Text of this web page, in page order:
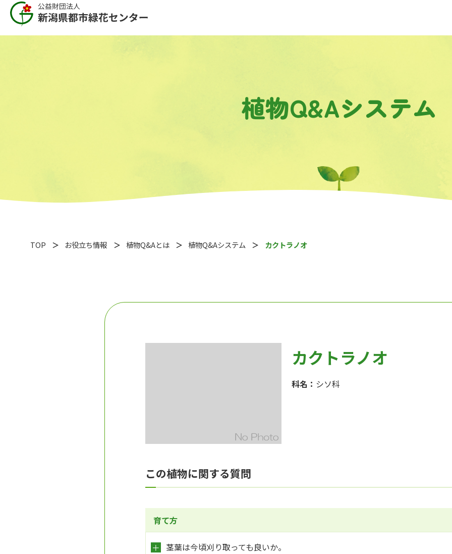
植物Q&Aシステム
TOP お役立ち情報 植物Q&Aとは 植物Q&Aシステム カクトラノオ
カクトラノオ
科名： シソ科
この植物に関する質問
育て方
茎葉は今頃刈り取っても良いか。